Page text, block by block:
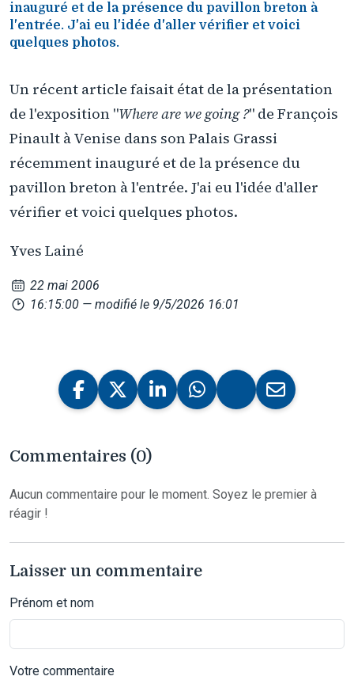
inauguré et de la présence du pavillon breton à
l'entrée. J'ai eu l'idée d'aller vérifier et voici
quelques photos.
Un récent article faisait état de la présentation
de l'exposition "Where are we going ?" de François
Pinault à Venise dans son Palais Grassi
récemment inauguré et de la présence du
pavillon breton à l'entrée. J'ai eu l'idée d'aller
vérifier et voici quelques photos.
Yves Lainé
22 mai 2006
16:15:00 — modifié le 9/5/2026 16:01
Commentaires (0)
Aucun commentaire pour le moment. Soyez le premier à
réagir !
Laisser un commentaire
Prénom et nom
Votre commentaire